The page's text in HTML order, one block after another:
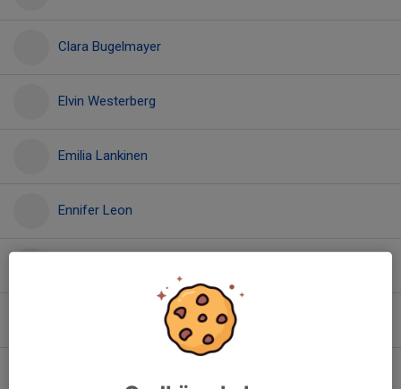
Clara Bugelmayer
Elvin Westerberg
Emilia Lankinen
Ennifer Leon